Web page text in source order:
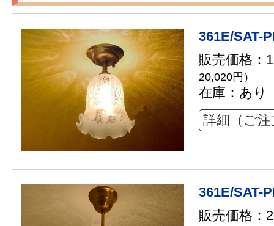
361E/SAT-
販売価格：
20,020円）
在庫：あり
詳細（ご
361E/SAT-
販売価格：